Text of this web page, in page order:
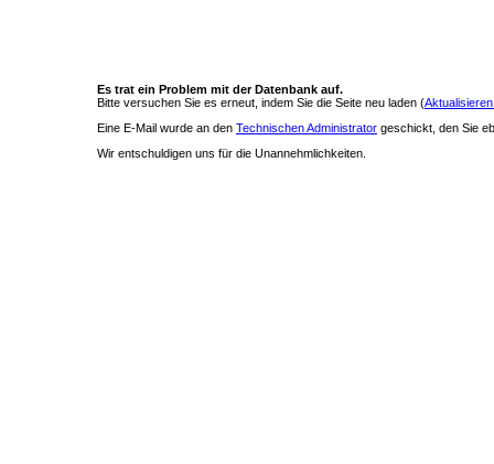
Es trat ein Problem mit der Datenbank auf.
Bitte versuchen Sie es erneut, indem Sie die Seite neu laden (
Eine E-Mail wurde an den Technischen Administrator geschickt, den Sie
Wir entschuldigen uns für die Unannehmlichkeiten.